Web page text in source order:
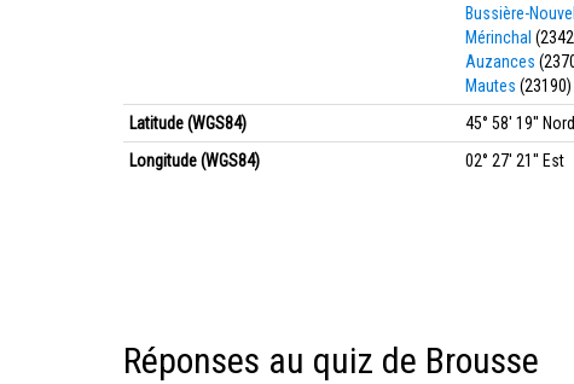
Bussière-
Mérinchal
Auzances
Mautes (23190)
Latitude (WGS84)
45° 58' 19'' Nord
Longitude (WGS84)
02° 27' 21'' Est
Réponses au quiz de Brousse